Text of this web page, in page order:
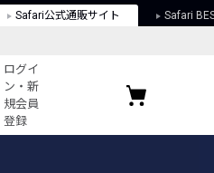
Safari公式通販サイト Safari
ログイ
ン・新
規会員
登録